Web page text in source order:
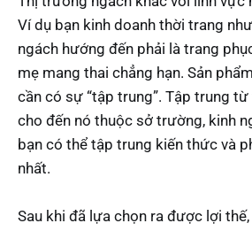
Ví dụ bạn kinh doanh thời trang
ngách hướng đến phải là trang
mẹ mang thai chẳng hạn. Sản
cần có sự “tập trung”. Tập trung
cho đến nó thuộc sở trường, kinh
bạn có thể tập trung kiến thức và
nhất.
Sau khi đã lựa chọn ra được lợi